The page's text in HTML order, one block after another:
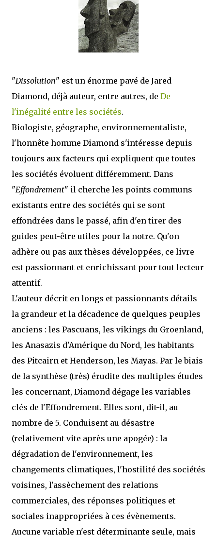
j’ai dit au sujet des tomes précédents : tant l’univers que les protagonistes
"Dissolution" est un énorme pavé de Jared
Diamond, déjà auteur, entre autres, de De
l'inégalité entre les sociétés.
Biologiste, géographe, environnementaliste,
l'honnête homme Diamond s'intéresse depuis
toujours aux facteurs qui expliquent que toutes
les sociétés évoluent différemment. Dans
"Effondrement" il cherche les points communs
existants entre des sociétés qui se sont
effondrées dans le passé, afin d'en tirer des
guides peut-être utiles pour la notre. Qu'on
adhère ou pas aux thèses développées, ce livre
est passionnant et enrichissant pour tout lecteur
attentif.
L'auteur décrit en longs et passionnants détails
la grandeur et la décadence de quelques peuples
anciens : les Pascuans, les vikings du Groenland,
les Anasazis d'Amérique du Nord, les habitants
des Pitcairn et Henderson, les Mayas. Par le biais
de la synthèse (très) érudite des multiples études
les concernant, Diamond dégage les variables
clés de l'Effondrement. Elles sont, dit-il, au
nombre de 5. Conduisent au désastre
(relativement vite après une apogée) : la
dégradation de l'environnement, les
changements climatiques, l'hostilité des sociétés
voisines, l'assèchement des relations
commerciales, des réponses politiques et
sociales inappropriées à ces évènements.
Aucune variable n'est déterminante seule, mais